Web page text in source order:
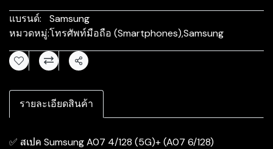
แบรนด์:
Samsung
หมวดหมู่:โทรศัพท์มือถือ (Smartphones),Samsung
แชร์
รายละเอียดสินค้า
✅ สเปค Sumsung A07 4/128 (5G)+ (A07 6/128)